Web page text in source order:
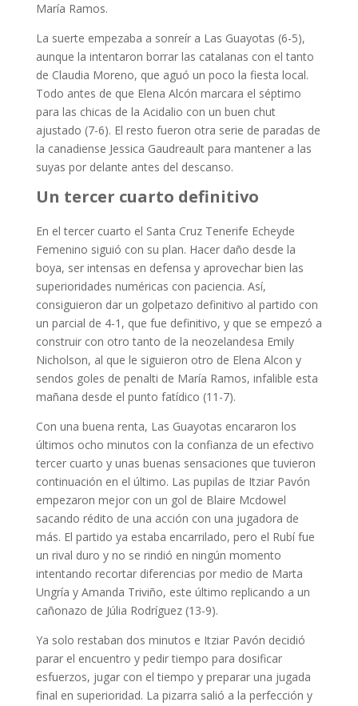
María Ramos.
La suerte empezaba a sonreír a Las Guayotas (6-5),
aunque la intentaron borrar las catalanas con el tanto
de Claudia Moreno, que aguó un poco la fiesta local.
Todo antes de que Elena Alcón marcara el séptimo
para las chicas de la Acidalio con un buen chut
ajustado (7-6). El resto fueron otra serie de paradas de
la canadiense Jessica Gaudreault para mantener a las
suyas por delante antes del descanso.
Un tercer cuarto definitivo
En el tercer cuarto el Santa Cruz Tenerife Echeyde
Femenino siguió con su plan. Hacer daño desde la
boya, ser intensas en defensa y aprovechar bien las
superioridades numéricas con paciencia. Así,
consiguieron dar un golpetazo definitivo al partido con
un parcial de 4-1, que fue definitivo, y que se empezó a
construir con otro tanto de la neozelandesa Emily
Nicholson, al que le siguieron otro de Elena Alcon y
sendos goles de penalti de María Ramos, infalible esta
mañana desde el punto fatídico (11-7).
Con una buena renta, Las Guayotas encararon los
últimos ocho minutos con la confianza de un efectivo
tercer cuarto y unas buenas sensaciones que tuvieron
continuación en el último. Las pupilas de Itziar Pavón
empezaron mejor con un gol de Blaire Mcdowel
sacando rédito de una acción con una jugadora de
más. El partido ya estaba encarrilado, pero el Rubí fue
un rival duro y no se rindió en ningún momento
intentando recortar diferencias por medio de Marta
Ungría y Amanda Triviño, este último replicando a un
cañonazo de Júlia Rodríguez (13-9).
Ya solo restaban dos minutos e Itziar Pavón decidió
parar el encuentro y pedir tiempo para dosificar
esfuerzos, jugar con el tiempo y preparar una jugada
final en superioridad. La pizarra salió a la perfección y